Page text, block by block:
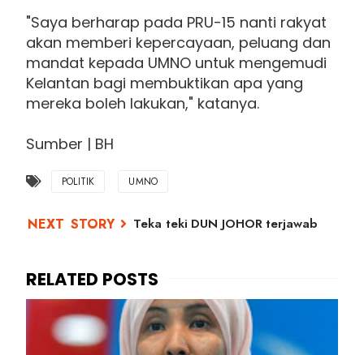
"Saya berharap pada PRU-15 nanti rakyat
akan memberi kepercayaan, peluang dan
mandat kepada UMNO untuk mengemudi
Kelantan bagi membuktikan apa yang
mereka boleh lakukan," katanya.
Sumber | BH
POLITIK UMNO
Teka teki DUN JOHOR terjawab